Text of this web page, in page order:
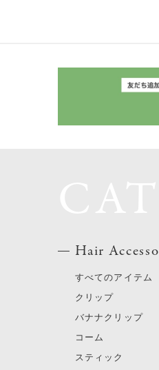
Hair
すべてのアイテム
クリップ
バナナクリップ
コーム
スティック